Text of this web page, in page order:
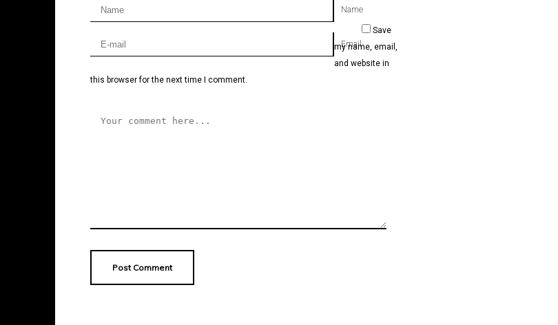
Name
Email
Save
my name, email,
and website in
this browser for the next time I comment.